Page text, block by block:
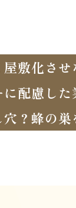
敷化さ
配慮した
？蜂の